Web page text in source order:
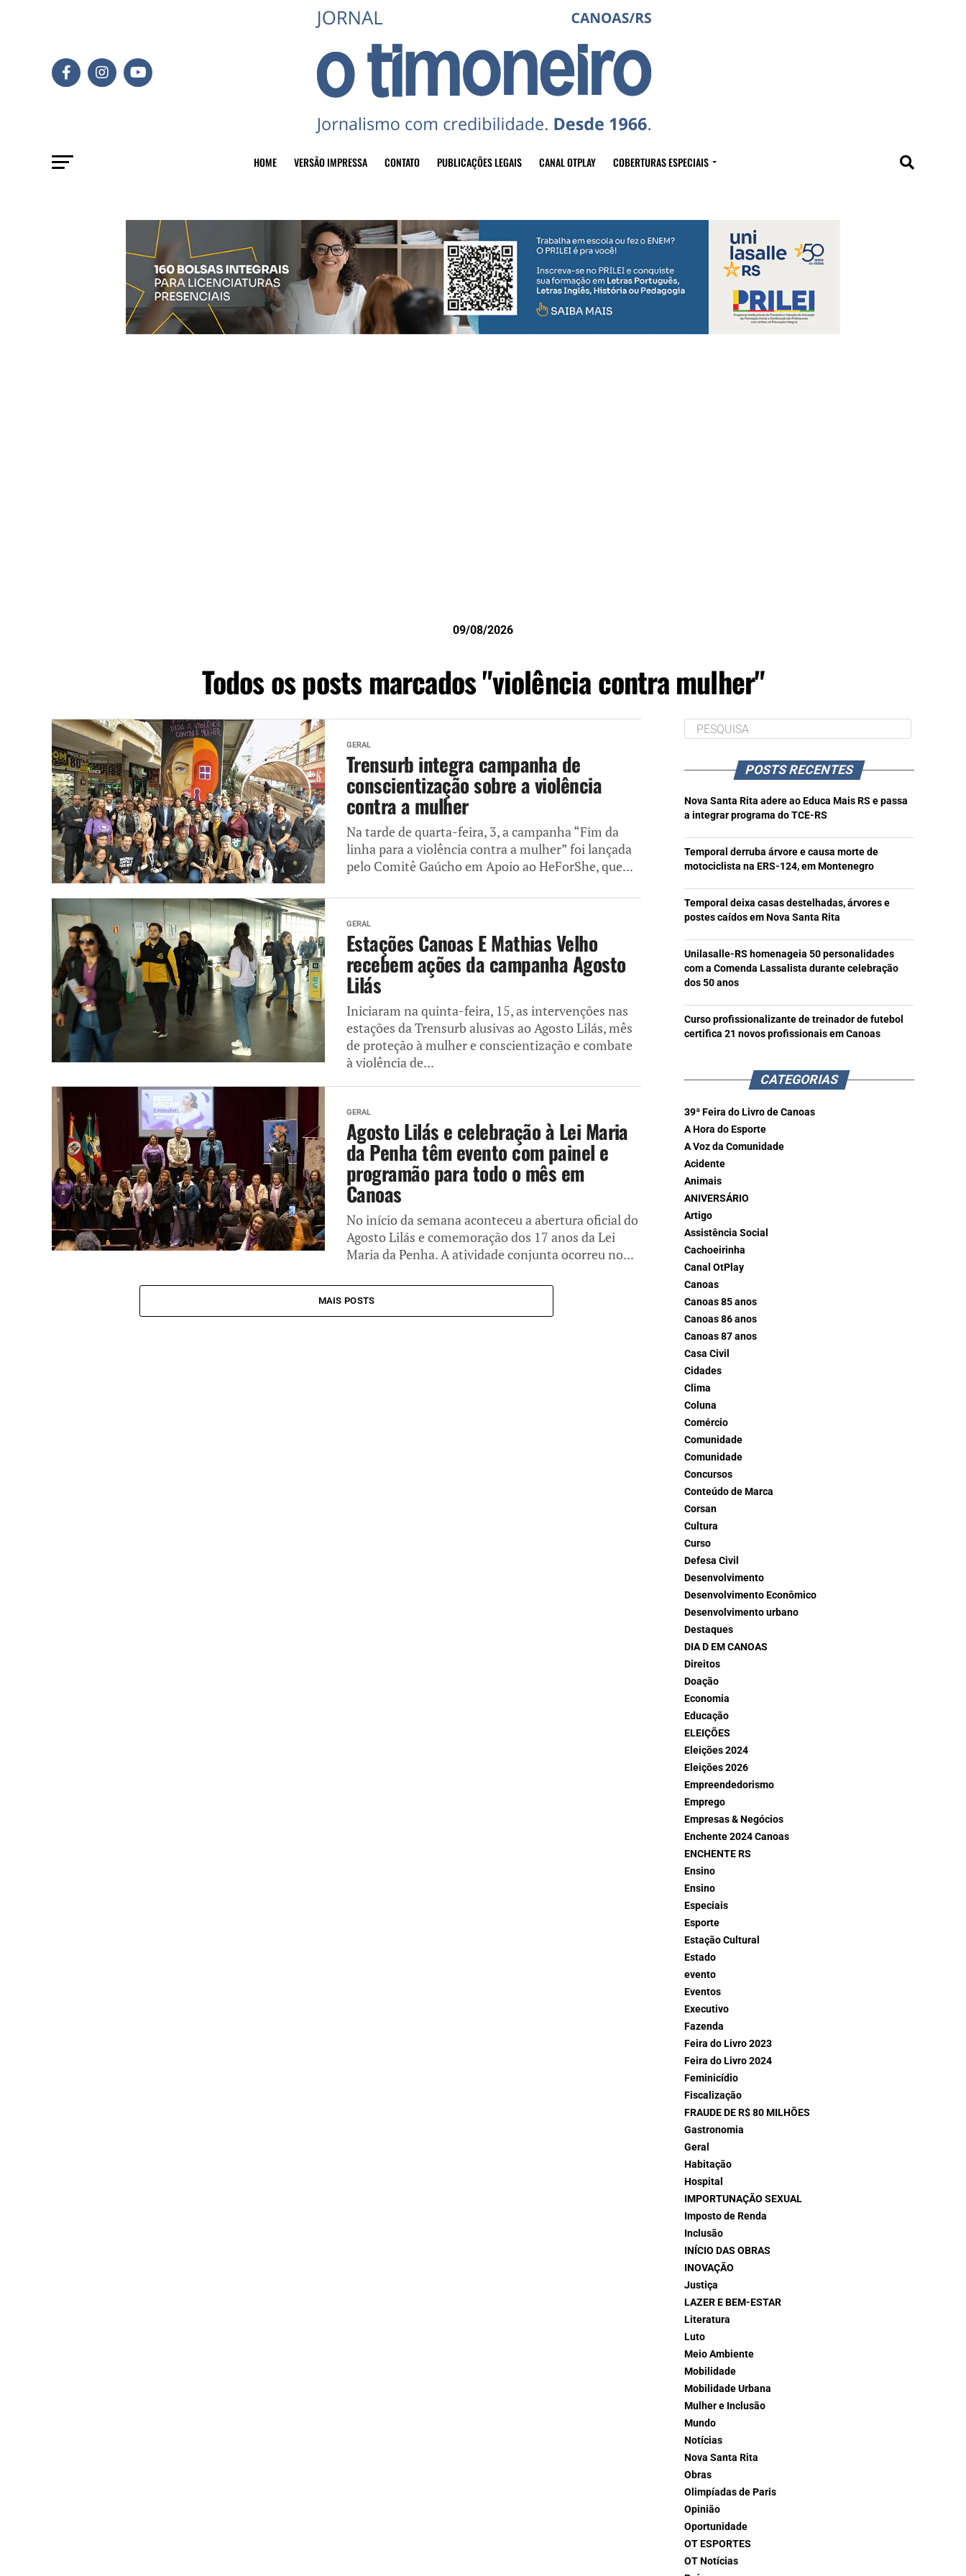
HOME VERSÃO IMPRESSA CONTATO PUBLICAÇÕES LEGAIS CANAL OTPLAY COBERTURAS ESPECIAIS
09/08/2026
Todos os posts marcados "violência contra mulher"
GERAL
Trensurb integra campanha de
conscientização sobre a violência
contra a mulher
Na tarde de quarta-feira, 3, a campanha “Fim da
linha para a violência contra a mulher” foi lançada
pelo Comitê Gaúcho em Apoio ao HeForShe, que...
GERAL
Estações Canoas E Mathias Velho
recebem ações da campanha Agosto
Lilás
Iniciaram na quinta-feira, 15, as intervenções nas
estações da Trensurb alusivas ao Agosto Lilás, mês
de proteção à mulher e conscientização e combate
à violência de...
GERAL
Agosto Lilás e celebração à Lei Maria
da Penha têm evento com painel e
programão para todo o mês em
Canoas
No início da semana aconteceu a abertura oficial do
Agosto Lilás e comemoração dos 17 anos da Lei
Maria da Penha. A atividade conjunta ocorreu no...
MAIS POSTS
POSTS RECENTES
Nova Santa Rita adere ao Educa Mais RS e passa
a integrar programa do TCE-RS
Temporal derruba árvore e causa morte de
motociclista na ERS-124, em Montenegro
Temporal deixa casas destelhadas, árvores e
postes caídos em Nova Santa Rita
Unilasalle-RS homenageia 50 personalidades
com a Comenda Lassalista durante celebração
dos 50 anos
Curso profissionalizante de treinador de futebol
certifica 21 novos profissionais em Canoas
CATEGORIAS
39ª Feira do Livro de Canoas
A Hora do Esporte
A Voz da Comunidade
Acidente
Animais
ANIVERSÁRIO
Artigo
Assistência Social
Cachoeirinha
Canal OtPlay
Canoas
Canoas 85 anos
Canoas 86 anos
Canoas 87 anos
Casa Civil
Cidades
Clima
Coluna
Comércio
Comunidade
Comunidade
Concursos
Conteúdo de Marca
Corsan
Cultura
Curso
Defesa Civil
Desenvolvimento
Desenvolvimento Econômico
Desenvolvimento urbano
Destaques
DIA D EM CANOAS
Direitos
Doação
Economia
Educação
ELEIÇÕES
Eleições 2024
Eleições 2026
Empreendedorismo
Emprego
Empresas & Negócios
Enchente 2024 Canoas
ENCHENTE RS
Ensino
Ensino
Especiais
Esporte
Estação Cultural
Estado
evento
Eventos
Executivo
Fazenda
Feira do Livro 2023
Feira do Livro 2024
Feminicídio
Fiscalização
FRAUDE DE R$ 80 MILHÕES
Gastronomia
Geral
Habitação
Hospital
IMPORTUNAÇÃO SEXUAL
Imposto de Renda
Inclusão
INÍCIO DAS OBRAS
INOVAÇÃO
Justiça
LAZER E BEM-ESTAR
Literatura
Luto
Meio Ambiente
Mobilidade
Mobilidade Urbana
Mulher e Inclusão
Mundo
Notícias
Nova Santa Rita
Obras
Olimpíadas de Paris
Opinião
Oportunidade
OT ESPORTES
OT Notícias